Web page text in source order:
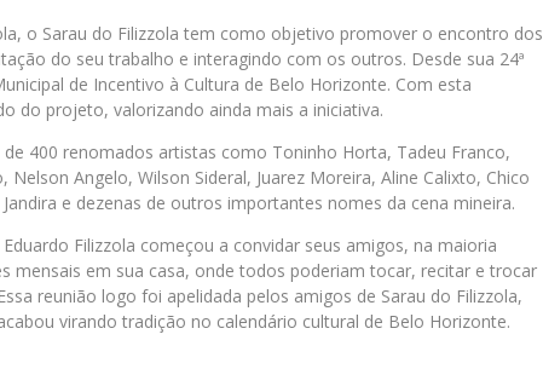
o Sarau do Filizzola tem como objetivo promover o encontro dos
do seu trabalho e interagindo com os outros. Desde sua 24ª
de Incentivo à Cultura de Belo Horizonte. Com esta
do projeto, valorizando ainda mais a iniciativa.
400 renomados artistas como Toninho Horta, Tadeu Franco,
Angelo, Wilson Sideral, Juarez Moreira, Aline Calixto, Chico
e dezenas de outros importantes nomes da cena mineira.
Filizzola começou a convidar seus amigos, na maioria
mensais em sua casa, onde todos poderiam tocar, recitar e trocar
reunião logo foi apelidada pelos amigos de Sarau do Filizzola,
virando tradição no calendário cultural de Belo Horizonte.